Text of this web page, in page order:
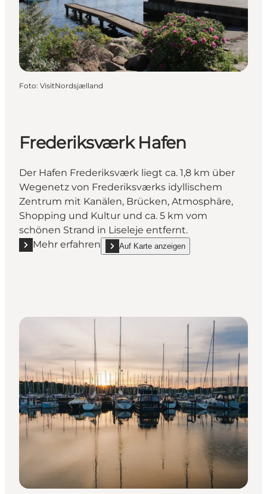
Foto: VisitNordsjælland
Frederiksværk Hafen
Der Hafen Frederiksværk liegt ca. 1,8 km über
Wegenetz von Frederiksværks idyllischem
Zentrum mit Kanälen, Brücken, Atmosphäre,
Shopping und Kultur und ca. 5 km vom
schönen Strand in Liseleje entfernt.
Mehr erfahren
Mehr erfahren "Frederiksværk Hafen"
Auf Karte anzeigen
show Frederiksværk Hafen on_map